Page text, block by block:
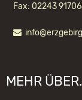
Fax: 02243
MEHR